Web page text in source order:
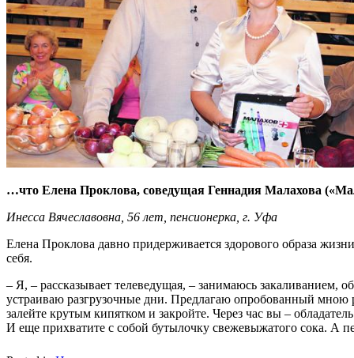
…что Елена Проклова, соведущая Геннадия Малахова
Инесса Вячеславовна, 56 лет, пенсионерка, г. Уфа
Елена Проклова давно придерживается здорового образа
себя.
– Я, – рассказывает телеведущая, – занимаюсь
устраиваю разгрузочные дни. Предлагаю опробованный мною
залейте крутым кипятком и закройте. Через час вы –
И еще прихватите с собой бутылочку свежевыжатого сока. А